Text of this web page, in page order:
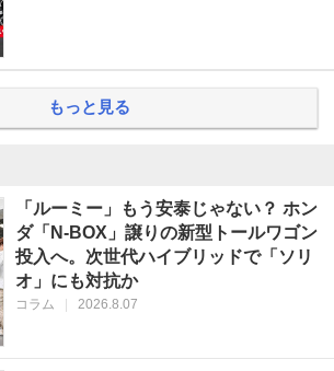
もっと見る
「ルーミー」もう安泰じゃない？ ホン
ダ「N-BOX」譲りの新型トールワゴン
投入へ。次世代ハイブリッドで「ソリ
オ」にも対抗か
コラム 2026.8.07